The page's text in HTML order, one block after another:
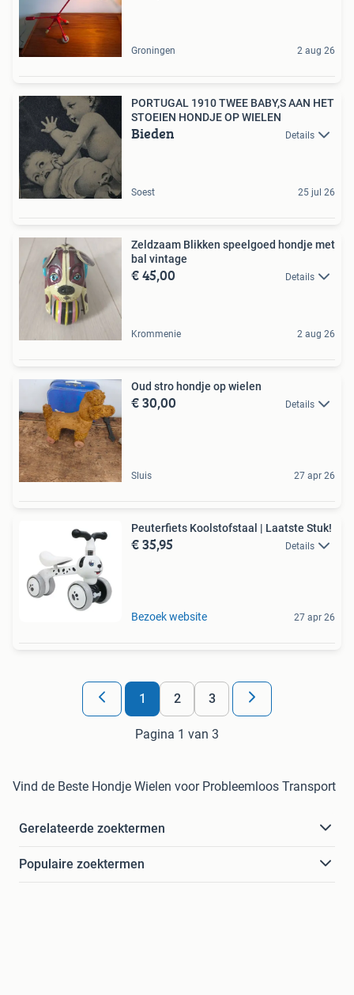
Groningen 2 aug 26
PORTUGAL 1910 TWEE BABY,S AAN HET
STOEIEN HONDJE OP WIELEN
Bieden Details
Soest 25 jul 26
Zeldzaam Blikken speelgoed hondje met
bal vintage
€ 45,00 Details
Krommenie 2 aug 26
Oud stro hondje op wielen
€ 30,00 Details
Sluis 27 apr 26
Peuterfiets Koolstofstaal | Laatste Stuk!
€ 35,95 Details
Bezoek website 27 apr 26
1 2 3
Pagina 1 van 3
Vind de Beste Hondje Wielen voor Probleemloos Transport
Gerelateerde zoektermen
Populaire zoektermen